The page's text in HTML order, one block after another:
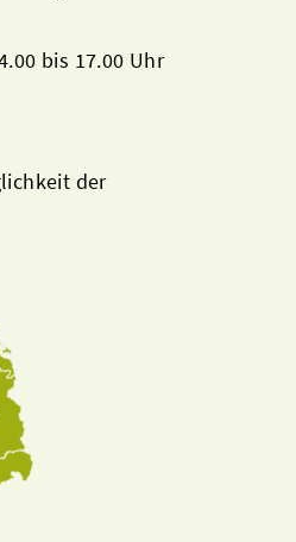
bis 17.00 Uhr
der